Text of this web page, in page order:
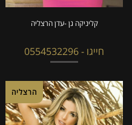
קליניקה גן -עדן הרצליה
חייגו - 0554532296
הרצליה